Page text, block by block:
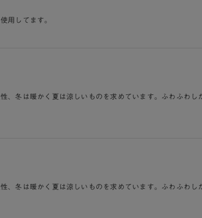
用してます。
、冬は暖かく夏は涼しいものを求めています。ふわふわし
、冬は暖かく夏は涼しいものを求めています。ふわふわし